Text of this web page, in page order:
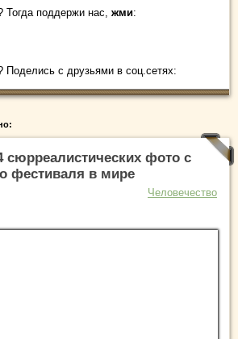
Тогда поддержи нас, жми:
Поделись с друзьями в соц.сетях:
сюрреалистических фото с
фестиваля в мире
Человечество